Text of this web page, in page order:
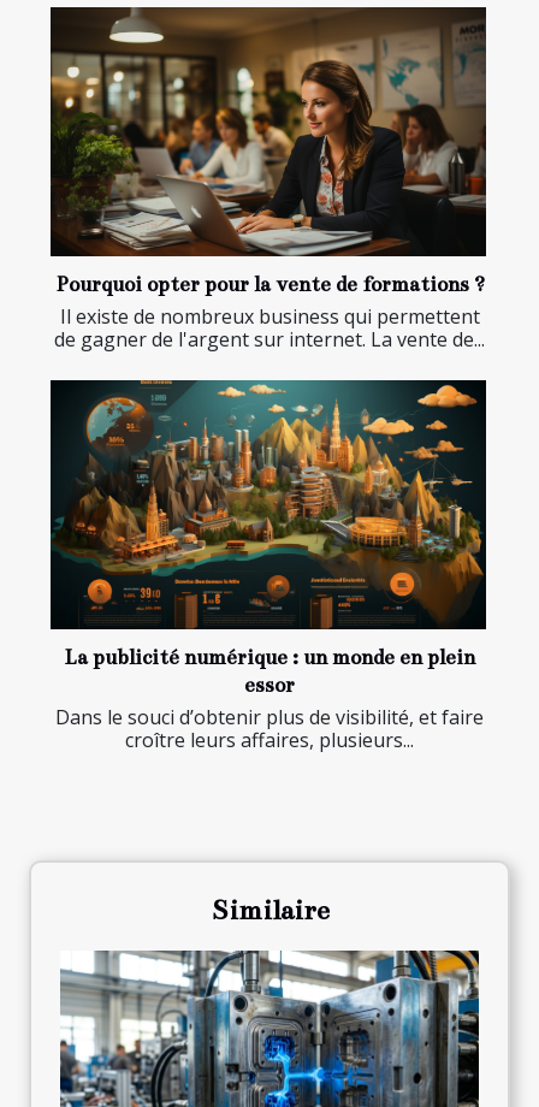
Pourquoi opter pour la vente de formations ?
Il existe de nombreux business qui permettent
de gagner de l'argent sur internet. La vente de...
La publicité numérique : un monde en plein
essor
Dans le souci d’obtenir plus de visibilité, et faire
croître leurs affaires, plusieurs...
Similaire